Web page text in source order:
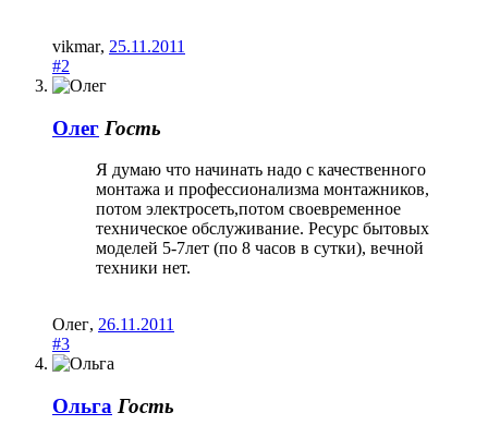
vikmar, 25.11.2011
#2
Олег Гость
Я думаю что начинать надо с качественного
монтажа и профессионализма монтажников,
потом электросеть,потом своевременное
техническое обслуживание. Ресурс бытовых
моделей 5-7лет (по 8 часов в сутки), вечной
техники нет.
Олег, 26.11.2011
#3
Ольга Гость